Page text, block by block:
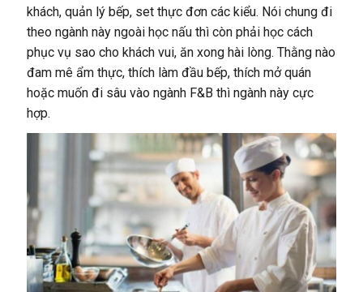
khách, quản lý bếp, set thực đơn các kiểu. Nói chung đi
theo ngành này ngoài học nấu thì còn phải học cách
phục vụ sao cho khách vui, ăn xong hài lòng. Thằng nào
đam mê ẩm thực, thích làm đầu bếp, thích mở quán
hoặc muốn đi sâu vào ngành F&B thì ngành này cực
hợp.